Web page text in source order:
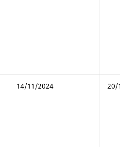
14/11/2024 20/